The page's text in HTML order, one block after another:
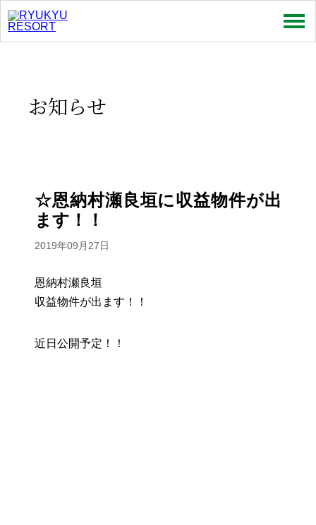
お知らせ
スタッフコラム
プライバシーポリシー
お知らせ
☆恩納村瀬良垣に収益物件が出
ます！！
2019年09月27日
恩納村瀬良垣
収益物件が出ます！！
近日公開予定！！